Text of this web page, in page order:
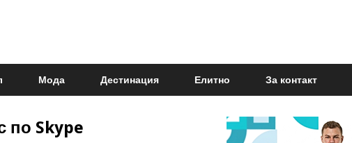
Мода Дестинация Елитно За контакт
по Skype